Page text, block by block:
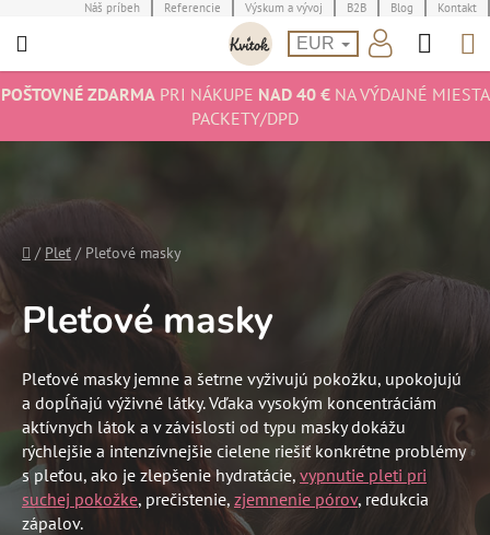
na
Náš príbeh Referencie Výskum a vývoj B2B Blog Kontakt
EUR
POŠTOVNÉ ZDARMAPRI NÁKUPE NAD 40 €NA VÝDAJNÉ MIESTA
PACKETY/DPD
Domov
/ Pleť / Pleťové masky
Pleťové masky
Pleťové masky jemne a šetrne vyživujú pokožku, upokojujú
a dopĺňajú výživné látky. Vďaka vysokým koncentráciám
aktívnych látok a v závislosti od typu masky dokážu
rýchlejšie a intenzívnejšie cielene riešiť konkrétne problémy
s pleťou, ako je zlepšenie hydratácie, vypnutie pleti pri
suchej pokožke, prečistenie, zjemnenie pórov, redukcia
zápalov.